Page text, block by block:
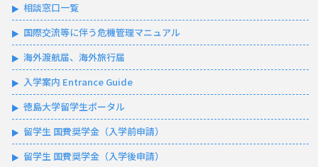
相談窓口一覧
国際交流等に伴う危機管理マニュアル
海外渡航届、海外旅行届
入学案内 Entrance Guide
徳島大学留学生ポータル
留学生 国費奨学金（入学前申請）
留学生 国費奨学金（入学後申請）